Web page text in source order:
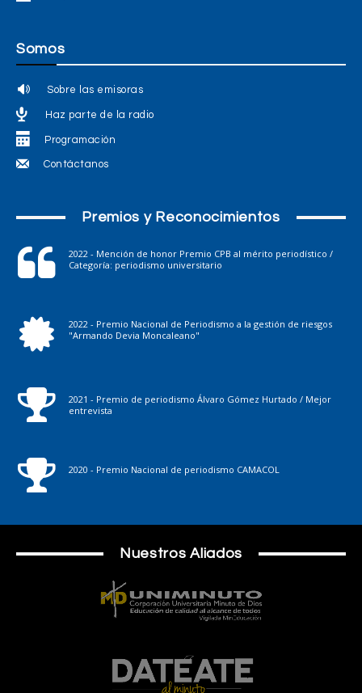
Somos
Sobre las emisoras
Haz parte de la radio
Programación
Contáctanos
Premios y Reconocimientos
2022 - Mención de honor Premio CPB al mérito periodístico /
Categoría: periodismo universitario
2022 - Premio Nacional de Periodismo a la gestión de riesgos
"Armando Devia Moncaleano"
2021 - Premio de periodismo Álvaro Gómez Hurtado / Mejor
entrevista
2020 - Premio Nacional de periodismo CAMACOL
Nuestros Aliados